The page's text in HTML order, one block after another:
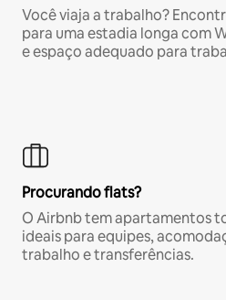
Você viaja a trabalho?
para uma estadia longa com
e espaço adequado para
Procurando flats?
O Airbnb tem apartamentos
ideais para equipes,
trabalho e transferências.